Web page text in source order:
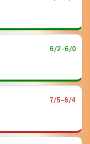
6/2-6/0
7/5-6/4